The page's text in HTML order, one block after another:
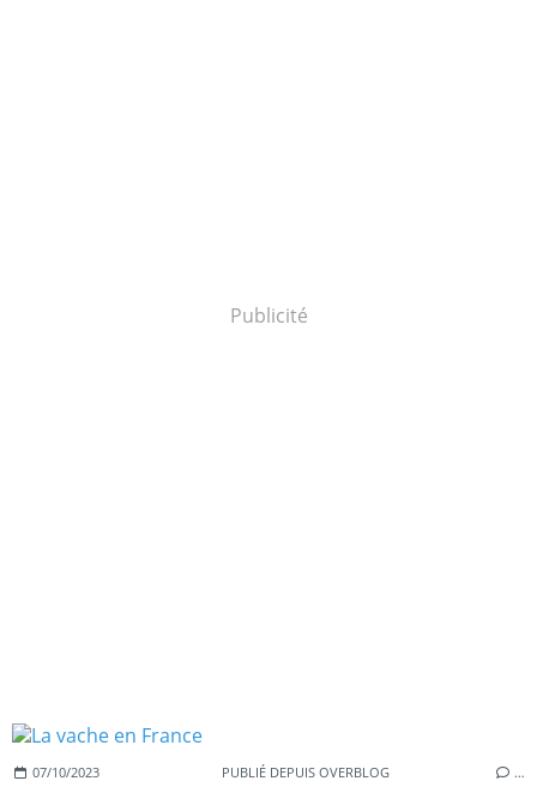
Publicité
07/10/2023 PUBLIÉ DEPUIS OVERBLOG …